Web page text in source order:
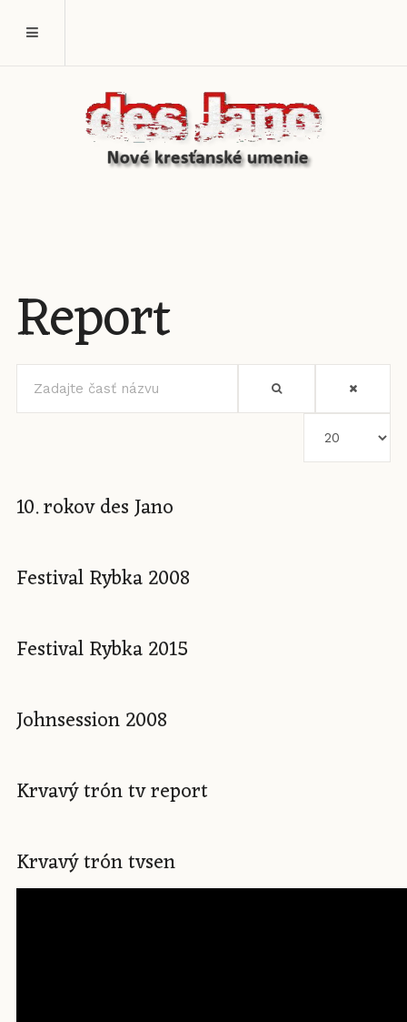
Report
časť
názvu
položky
10. rokov des Jano
Festival Rybka 2008
Festival Rybka 2015
Johnsession 2008
Krvavý trón tv report
Krvavý trón tvsen